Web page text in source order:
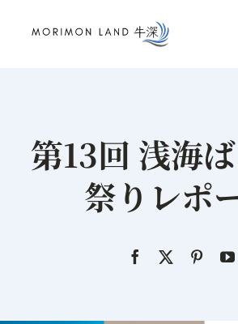
Service
NEWS
Reviews
第13回 浅海
祭りレポ